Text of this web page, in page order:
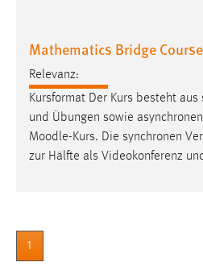
Mathematics Bridge Course
Relevanz:
Kursformat Der Kurs besteht aus
und Übungen sowie
Moodle-Kurs. Die synchronen
zur Hälfte als Videokonferenz
1
Name:
Zweck:
Zugriffsstatistik
Cookie Laufzeit:
Max. 13 Monate